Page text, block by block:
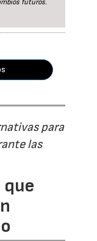
futuros.
para
las